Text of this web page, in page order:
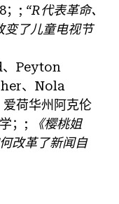
；; “R代表革命、
变了儿童电视节
Peyton
、Nola
荷华州阿克伦
；;
《樱桃姐
改革了新闻自